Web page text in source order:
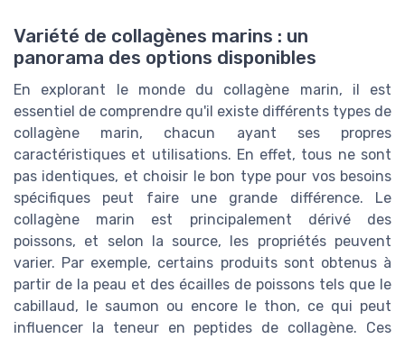
Variété de collagènes marins : un
panorama des options disponibles
En explorant le monde du collagène marin, il est
essentiel de comprendre qu'il existe différents types de
collagène marin, chacun ayant ses propres
caractéristiques et utilisations. En effet, tous ne sont
pas identiques, et choisir le bon type pour vos besoins
spécifiques peut faire une grande différence. Le
collagène marin est principalement dérivé des
poissons, et selon la source, les propriétés peuvent
varier. Par exemple, certains produits sont obtenus à
partir de la peau et des écailles de poissons tels que le
cabillaud, le saumon ou encore le thon, ce qui peut
influencer la teneur en peptides de collagène. Ces